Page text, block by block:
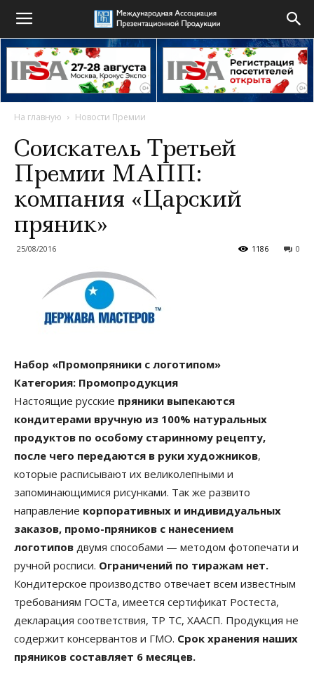
На главную Новости Премии
Соискатель Третьей
Премии МАПП:
компания «Царский
пряник»
25/08/2016 0
1186
Набор «Промопряники с логотипом»
Категория: Промопродукция
Настоящие русские пряники выпекаются
кондитерами вручную из 100% натуральных
продуктов по особому старинному рецепту,
после чего передаются в руки художников,
которые расписывают их великолепными и
запоминающимися рисунками. Так же развито
направление корпоративных и индивидуальных
заказов, промо-пряников с нанесением
логотипов двумя способами — методом фотопечати и
ручной росписи. Ограничений по тиражам нет.
Кондитерское производство отвечает всем известным
требованиям ГОСТа, имеется сертификат Ростеста,
декларация соответствия, ТР ТС, ХААСП. Продукция не
содержит консервантов и ГМО. Срок хранения наших
пряников составляет 6 месяцев.